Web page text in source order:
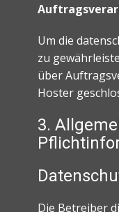
Um die
zu
über
Hoster
3.
Die Betreiber